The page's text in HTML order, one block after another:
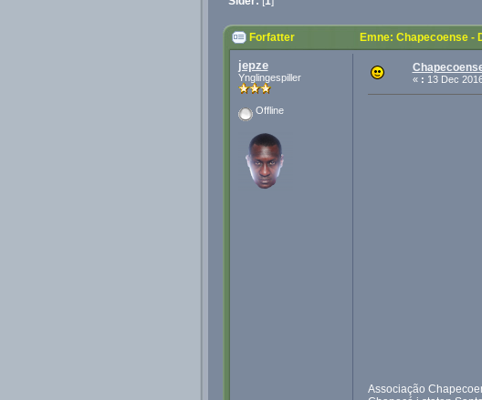
Forfatter Emne: Chapecoense -
jepze
Ynglingespiller
Offline
« : 13 Dec
Associação